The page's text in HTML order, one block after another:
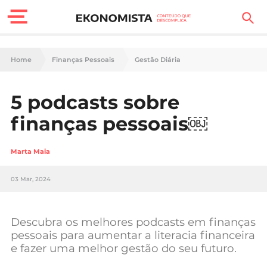
Finanças Pessoais
Carreira
Tecnologia
Negócios
Home Finanças Pessoais Gestão Diária
5 podcasts sobre
finanças pessoais￼
Marta Maia
03 Mar, 2024
Descubra os melhores podcasts em finanças
pessoais para aumentar a literacia financeira
e fazer uma melhor gestão do seu futuro.